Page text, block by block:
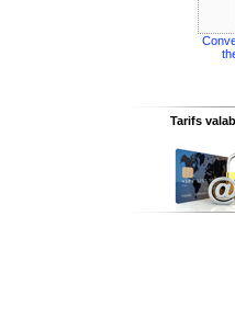
Tarifs